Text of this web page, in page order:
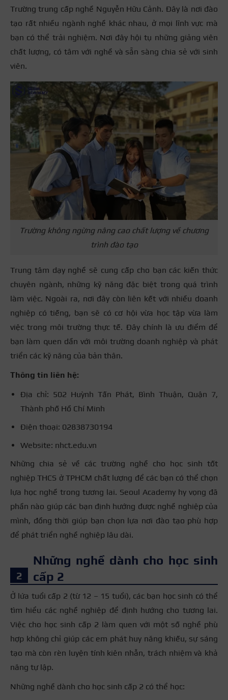
Trường trung cấp nghề Nguyễn Hữu Cảnh. Đây là nơi đào
tạo rất nhiều ngành nghề khác nhau, ở mọi lĩnh vực mà
bạn có thể trải nghiệm. Nơi đây hội tụ những giảng viên
chất lượng, có tâm với nghề và sẵn sàng chia sẻ với sinh
viên.
Trường không ngừng nâng cao chất lượng về chương
trình đào tạo
Trung tâm dạy nghề sẽ cung cấp cho bạn các kiến thức
chuyên ngành, những kỹ năng đặc biệt trong quá trình
làm việc. Ngoài ra, nơi đây còn liên kết với nhiều doanh
nghiệp có tiếng, bạn sẽ có cơ hội vừa học tập vừa làm
việc trong môi trường thực tế. Đây chính là ưu điểm để
bạn làm quen dần với môi trường doanh nghiệp và phát
triển các kỹ năng của bản thân.
Thông tin liên hệ:
Địa chỉ: 502 Huỳnh Tấn Phát, Bình Thuận, Quận 7,
Thành phố Hồ Chí Minh
Điện thoại: 02838730194
Website: nhct.edu.vn
Những chia sẻ về các trường nghề cho học sinh tốt
nghiệp THCS ở TPHCM chất lượng để các bạn có thể chọn
lựa học nghề trong tương lai. Seoul Academy hy vọng đã
phần nào giúp các bạn định hướng được nghề nghiệp của
mình, đồng thời giúp bạn chọn lựa nơi đào tạo phù hợp
để phát triển nghề nghiệp lâu dài.
Những nghề dành cho học sinh
cấp 2
Ở lứa tuổi cấp 2 (từ 12 – 15 tuổi), các bạn học sinh có thể
tìm hiểu các nghề nghiệp để định hướng cho tương lai.
Việc cho học sinh cấp 2 làm quen với một số nghề phù
hợp không chỉ giúp các em phát huy năng khiếu, sự sáng
tạo mà còn rèn luyện tính kiên nhẫn, trách nhiệm và khả
năng tự lập.
Những nghề dành cho học sinh cấp 2 có thể học: